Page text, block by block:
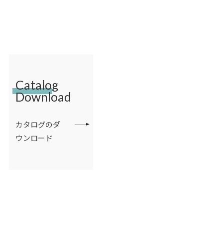
Catalog
Download
カタログのダ
ウンロード